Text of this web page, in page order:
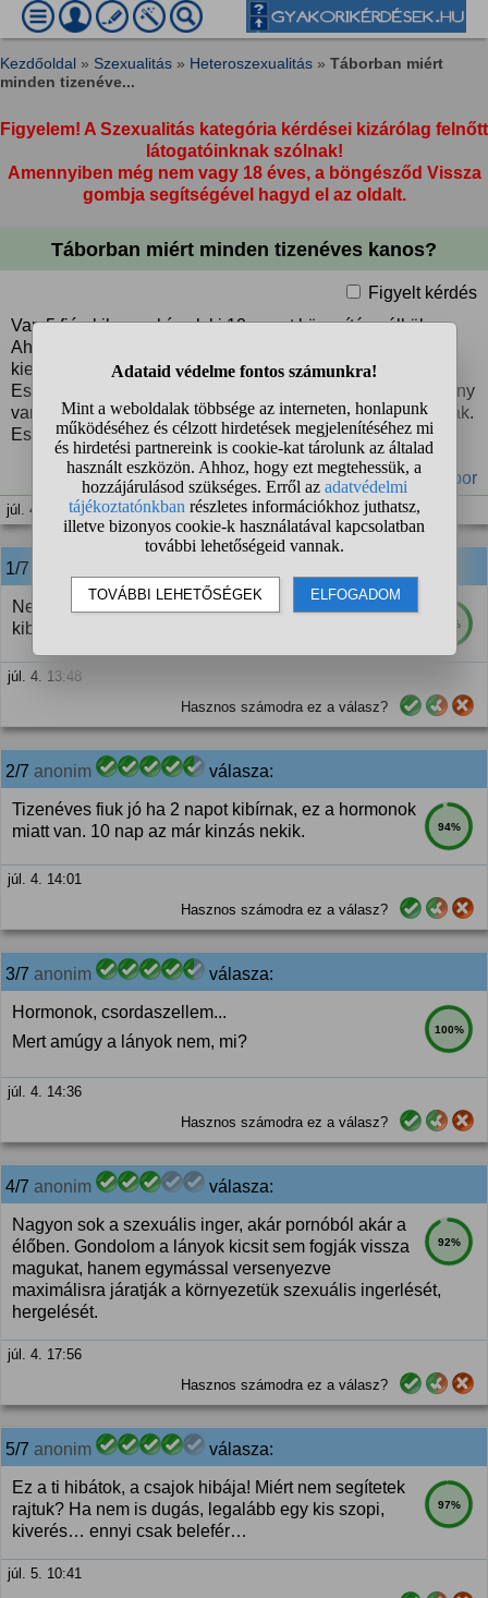
Kezdőoldal » Szexualitás » Heteroszexualitás » Táborban miért
minden tizenéve...
Figyelem! A Szexualitás kategória kérdései kizárólag felnőtt
látogatóinknak szólnak!
Amennyiben még nem vagy 18 éves, a böngésződ Vissza
gombja segítségével hagyd el az oldalt.
Táborban miért minden tizenéves kanos?
Figyelt kérdés
Van 5 fiú akik nem bírnak ki 10 napot könnyítés nélkül.
Ahogy van egy kis szabadidőnk, akkor ők egyből mennek
kielégíteni magukat a mosdóban. Nyomott ott hagyják...
Esténként fürdés közben (közös tusoló van, és csak függöny
van, de közte falak nincsenek) is folyamatosan ezt csinálják.
Este is...
#önkielégítés #tábor
júl. 4. 13:38
1/7
92%
Nem hallottam még olyan tizenéves fiúról, aki
kibírna 10 napot hoki nélkül.
júl. 4. 13:48
Hasznos számodra ez a válasz?
2/7 anonim válasza:
94%
Tizenéves fiuk jó ha 2 napot kibírnak, ez a hormonok
miatt van. 10 nap az már kinzás nekik.
júl. 4. 14:01
Hasznos számodra ez a válasz?
3/7 anonim válasza:
100%
Hormonok, csordaszellem...
Mert amúgy a lányok nem, mi?
júl. 4. 14:36
Hasznos számodra ez a válasz?
4/7 anonim válasza:
92%
Nagyon sok a szexuális inger, akár pornóból akár a
élőben. Gondolom a lányok kicsit sem fogják vissza
magukat, hanem egymással versenyezve
maximálisra járatják a környezetük szexuális ingerlését,
hergelését.
júl. 4. 17:56
Hasznos számodra ez a válasz?
5/7 anonim válasza:
97%
Ez a ti hibátok, a csajok hibája! Miért nem segítetek
rajtuk? Ha nem is dugás, legalább egy kis szopi,
kiverés… ennyi csak belefér…
júl. 5. 10:41